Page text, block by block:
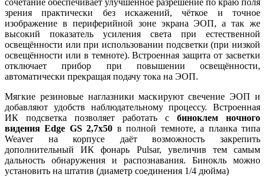
сочетание обеспечивает улучшенное разрешение по краю поля
зрения практически без искажений, чёткое и точное
изображение в периферийной зоне экрана ЭОП, а так же
высокий показатель усиления света при естественной
освещённости или при использовании подсветки (при низкой
освещённости или в темноте). Встроенная защита от засветки
отключает прибор при повышении освещённости,
автоматически прекращая подачу тока на ЭОП.
Мягкие резиновые наглазники маскируют свечение ЭОП и
добавляют удобств наблюдательному процессу. Встроенная
ИК подсветка позволяет работать с биноклем ночного
видения Edge GS 2,7x50 в полной темноте, а планка типа
Weaver на корпусе даёт возможность закрепить
дополнительный ИК фонарь Pulsar, увеличив тем самым
дальность обнаружения и распознавания. Бинокль можно
установить на штатив (диаметр соединения 1/4 дюйма)